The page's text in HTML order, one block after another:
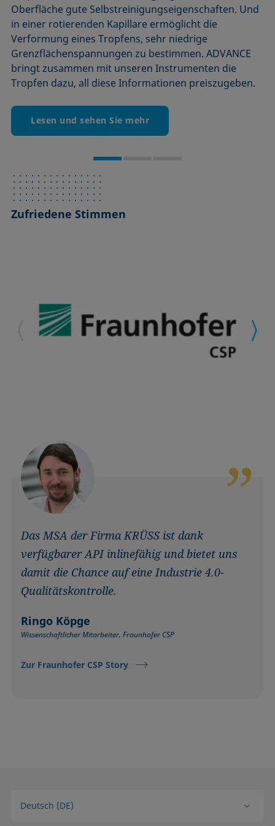
Oberfläche gute Selbstreinigungseigenschaften. Und
in einer rotierenden Kapillare ermöglicht die
Verformung eines Tropfens, sehr niedrige
Grenzflächenspannungen zu bestimmen. ADVANCE
bringt zusammen mit unseren Instrumenten die
Tropfen dazu, all diese Informationen preiszugeben.
Lesen und sehen Sie mehr
automatische CMC-Bestimmung wertvolles Wissen
für unzählige Bereiche, in denen Ober- und
Grenzflächenspannungsowie dieBenetzbarkeit
Schlüsselrolle spielen.
Mehr Details
unseren Instrumenten nimmt ADVANCE alle Aspekte
des Schaumverhaltens unter die Lupe und gewinnt
präzise Ergebnisse durch die Steuerung des
Aufschäumens und die Kommunikation mit präzisen
Sensoren und Kameras.
Weitere Infos
Zufriedene Stimmen
Das MSA der Firma KRÜSS ist dank
verfügbarer API inlinefähig und bietet uns
damit die Chance auf eine Industrie 4.0-
Qualitätskontrolle.
Ringo Köpge
Wissenschaftlicher Mitarbeiter, Fraunhofer CSP
Zur Fraunhofer CSP Story
Deutsch (DE)